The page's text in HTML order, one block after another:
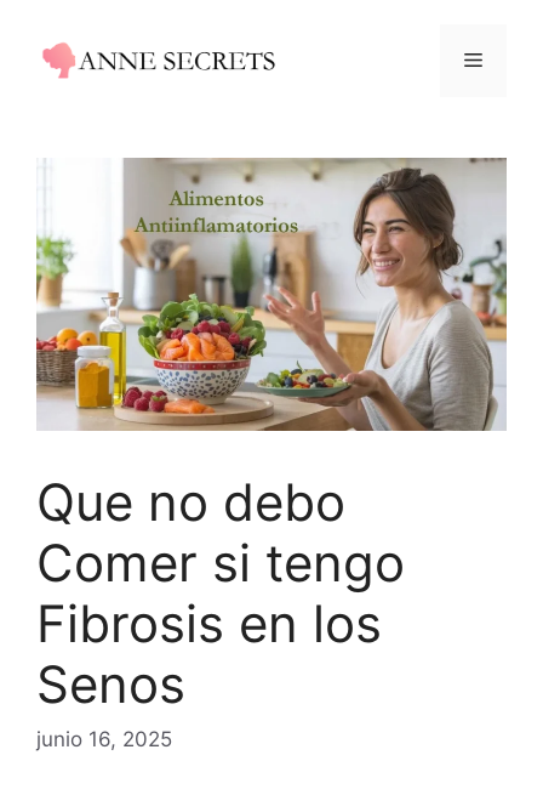
contenido
Menú
Que no debo
Comer si tengo
Fibrosis en los
Senos
junio 16, 2025